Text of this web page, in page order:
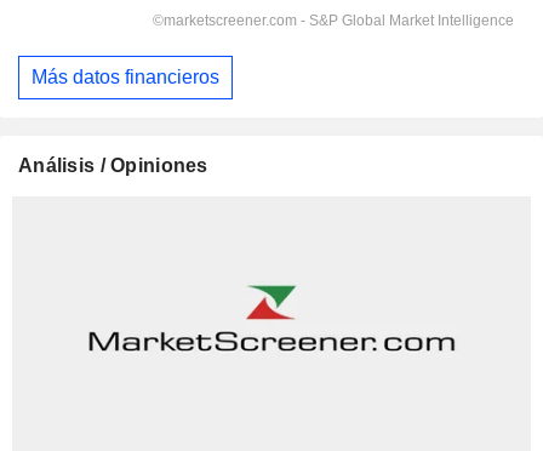
Más datos financieros
Análisis / Opiniones